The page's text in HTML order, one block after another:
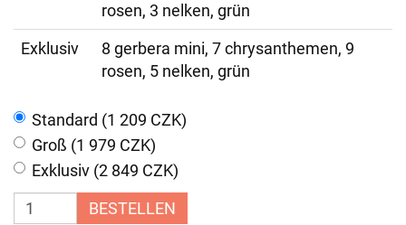
rosen, 3 nelken, grün
Exklusiv
8 gerbera mini, 7 chrysanthemen, 9
rosen, 5 nelken, grün
Standard (1 209 CZK)
Groß (1 979 CZK)
Exklusiv (2 849 CZK)
BESTELLEN